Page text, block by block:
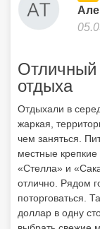
Отличный
отдыха
Отдыхали в
жаркая,
чем заняться.
местные
«Стелла» и
отлично. Рядом
поторговаться.
доллар в одну